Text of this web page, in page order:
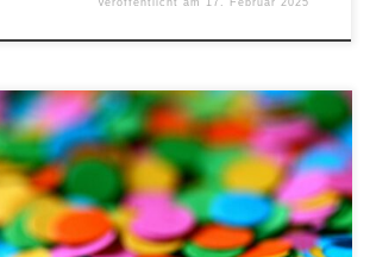
Veröffentlicht am 17. Februar 2025
Am Mittwoch, den 26. Februar lädt der TLV
Narren in die Sporthalle an der
zum Fasnetturnen ein. Anschließend gibt